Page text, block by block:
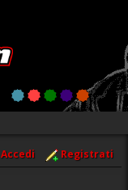
Accedi Registrati